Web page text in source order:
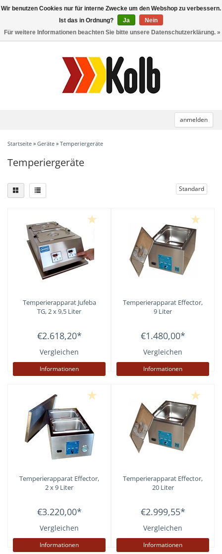
anmelden
Toggle
Startseite » Geräte » Temperiergeräte
Temperiergeräte
Standard
Temperierapparat Jufeba
TG, 2 x 9,5 Liter
€2.618,20*
Vergleichen
Informationen
Temperierapparat Effector,
9 Liter
€1.480,00*
Vergleichen
Informationen
Temperierapparat Effector,
2 x 9 Liter
€3.220,00*
Vergleichen
Informationen
Temperierapparat Effector,
20 Liter
€2.999,55*
Vergleichen
Informationen
Wir benutzen Cookies nur für interne Zwecke um den Webshop zu verbessern.
Ist das in Ordnung?
Ja
Nein
Für weitere Informationen beachten Sie bitte unsere Datenschutzerklärung. »